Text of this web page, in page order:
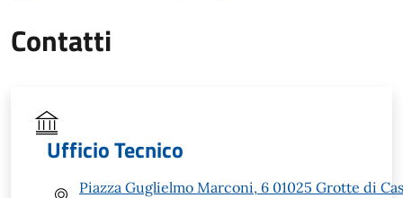
Contatti
Ufficio Tecnico
Piazza Guglielmo Marconi, 6 01025 Grotte di